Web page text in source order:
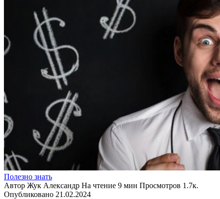
Полезно знать
Автор Жук Александр На чтение 9 мин Просмотров 1.7к.
Опубликовано 21.02.2024